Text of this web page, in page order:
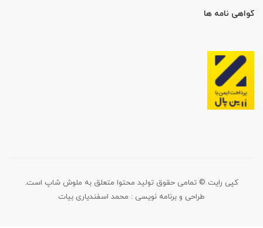
گواهی نامه ها
کپی رایت © تمامی حقوق تولید محتوا متعلق به ملوش شاپ است.
طراحی و برنامه نویسی : محمد اسفندیاری بیات